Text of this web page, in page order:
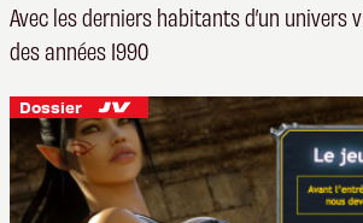
Avec les derniers habitants d’un univers
des années 1990
Dossier